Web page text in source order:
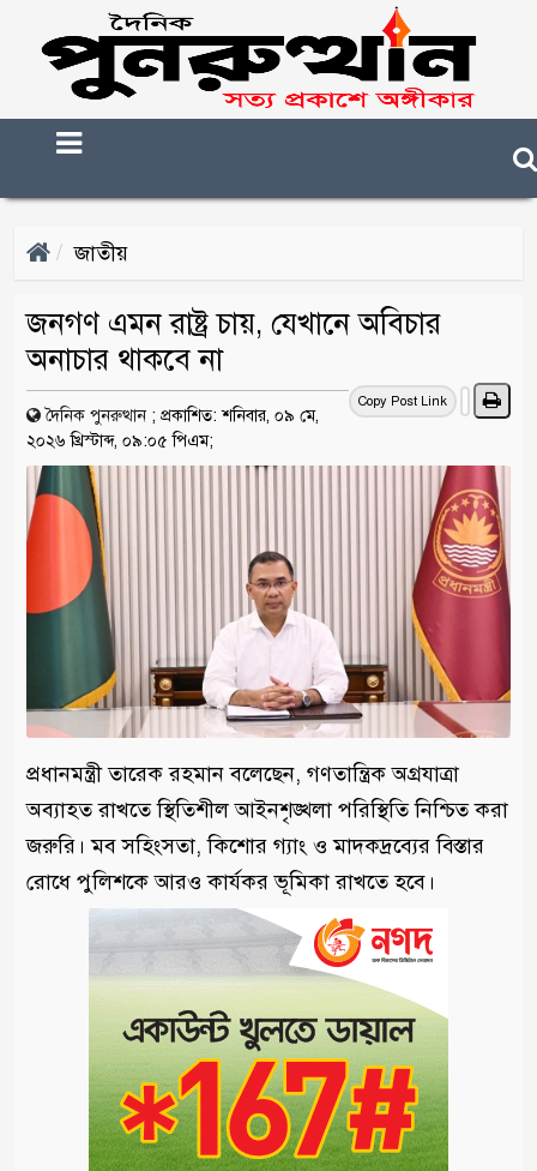
জাতীয়
জনগণ এমন রাষ্ট্র চায়, যেখানে অবিচার
অনাচার থাকবে না
Copy Post Link
দৈনিক পুনরুত্থান ; প্রকাশিত: শনিবার, ০৯ মে,
২০২৬ খ্রিস্টাব্দ, ০৯:০৫ পিএম;
প্রধানমন্ত্রী তারেক রহমান বলেছেন, গণতান্ত্রিক অগ্রযাত্রা
অব্যাহত রাখতে স্থিতিশীল আইনশৃঙ্খলা পরিস্থিতি নিশ্চিত করা
জরুরি। মব সহিংসতা, কিশোর গ্যাং ও মাদকদ্রব্যের বিস্তার
রোধে পুলিশকে আরও কার্যকর ভূমিকা রাখতে হবে।